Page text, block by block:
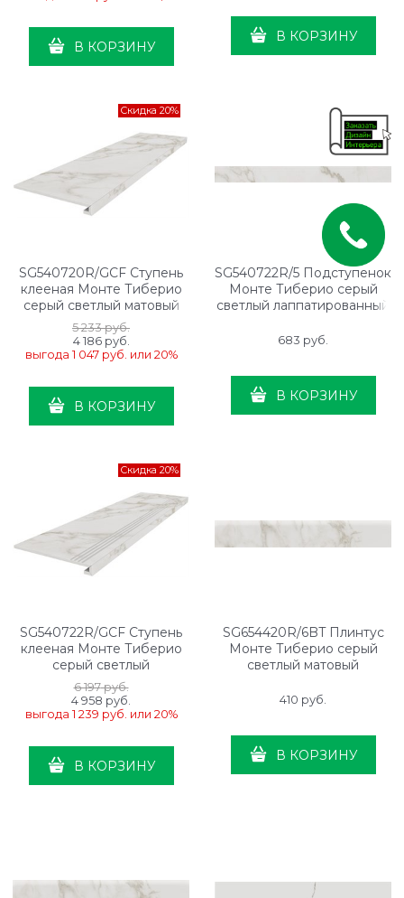
В КОРЗИНУ
В КОРЗИНУ
Скидка 20%
SG540720R/GCF Ступень
клееная Монте Тиберио
серый светлый матовый
обрезной 33x119,5x0,9
5 233 руб.
4 186 руб.
выгода 1 047 руб. или 20%
В КОРЗИНУ
SG540722R/5 Подступенок
Монте Тиберио серый
светлый лаппатированный
683 руб.
В КОРЗИНУ
Скидка 20%
SG540722R/GCF Ступень
клееная Монте Тиберио
серый светлый
лаппатированный
обрезной 33x119,5x0,9
6 197 руб.
4 958 руб.
выгода 1 239 руб. или 20%
В КОРЗИНУ
SG654420R/6BT Плинтус
Монте Тиберио серый
светлый матовый
410 руб.
В КОРЗИНУ